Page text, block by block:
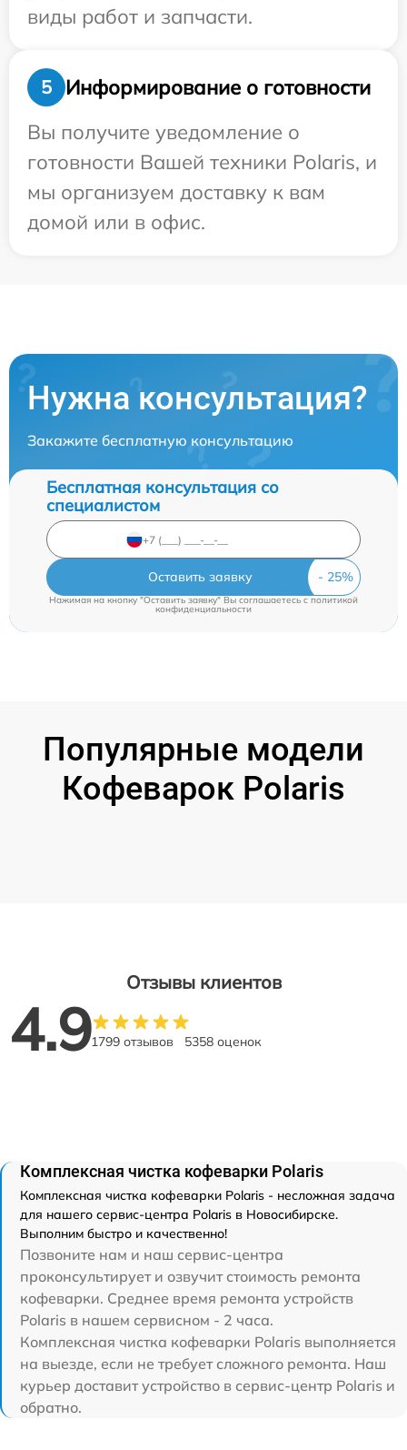
виды работ и запчасти.
5
Информирование о готовности
Вы получите уведомление о
готовности Вашей техники Polaris, и
мы организуем доставку к вам
домой или в офис.
Нужна консультация?
Закажите бесплатную консультацию
Бесплатная консультация со
специалистом
Оставить заявку
Нажимая на кнопку "Оставить заявку" Вы соглашаетесь cполитикой
конфиденциальности
Популярные модели
Кофеварок Polaris
Отзывы клиентов
4.91799 отзывов 5358 оценок
Комплексная чистка кофеварки Polaris
Комплексная чистка кофеварки Polaris - несложная задача
для нашего сервис-центра Polaris в Новосибирске.
Выполним быстро и качественно!
Позвоните нам и наш сервис-центра
проконсультирует и озвучит стоимость ремонта
кофеварки. Среднее время ремонта устройств
Polaris в нашем сервисном - 2 часа.
Комплексная чистка кофеварки Polaris выполняется
на выезде, если не требует сложного ремонта. Наш
курьер доставит устройство в сервис-центр Polaris и
обратно.